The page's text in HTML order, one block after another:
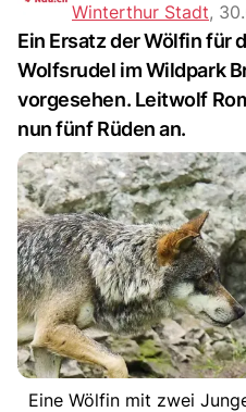
Winterthur Stadt,
Ein Ersatz der Wölfin für
Wolfsrudel im Wildpark
vorgesehen. Leitwolf
nun fünf Rüden an.
Eine Wölfin mit zwei